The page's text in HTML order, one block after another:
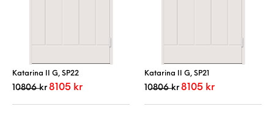
Katarina II G, SP22
10806kr Det ursprungliga priset var: 10806 kr.
8105 krDet nuvarande priset är: 8105 kr.
Katarina II G, SP21
10806kr Det ursprungliga priset
8105 krDet nuvarande